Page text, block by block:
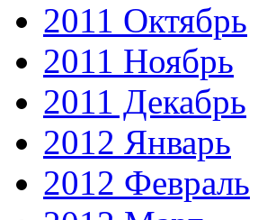
2011 Октябрь
2011 Ноябрь
2011 Декабрь
2012 Январь
2012 Февраль